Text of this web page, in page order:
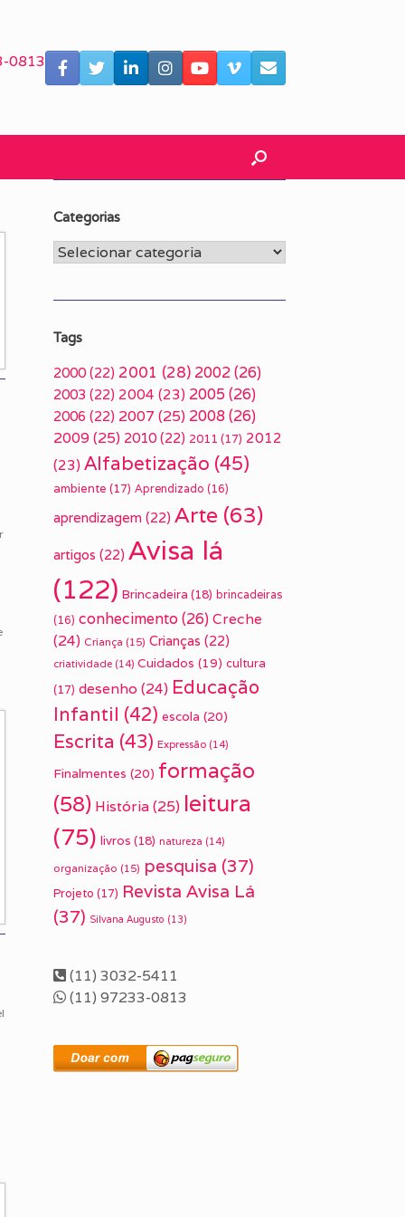
0813
Categorias
Categorias
Tags
2000 (22) 2001 (28) 2002(26)
2003 (22) 2004 (23) 2005 (26)
2006 (22) 2007 (25) 2008(26)
2009(25) 2010 (22) 2011 (17) 2012
(23) Alfabetização (45)
ambiente (17) Aprendizado (16)
aprendizagem (22) Arte (63)
artigos (22) Avisa lá
(122) Brincadeira (18) brincadeiras
(16) conhecimento(26) Creche
(24) Criança (15) Crianças (22)
criatividade (14) Cuidados (19) cultura
(17) desenho (24) Educação
Infantil (42) escola (20)
Escrita (43) Expressão (14)
Finalmentes (20) formação
(58) História(25) leitura
(75) livros (18) natureza (14)
organização (15) pesquisa (37)
Projeto (17) Revista Avisa Lá
(37) Silvana Augusto (13)
(11) 3032-5411
(11) 97233-0813